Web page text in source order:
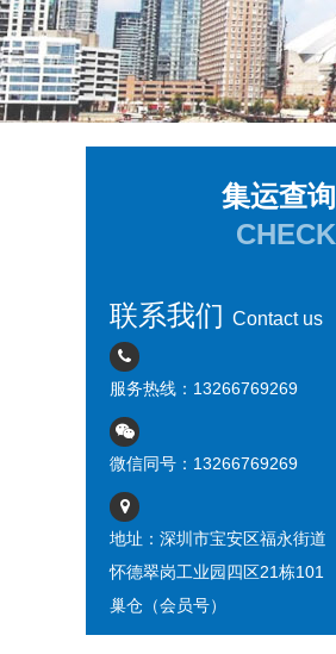
集运查询
CHECK
联系我们 Contact us
服务热线：13266769269
微信同号：13266769269
地址：深圳市宝安区福永街道
怀德翠岗工业园四区21栋101
巢仓（会员号）